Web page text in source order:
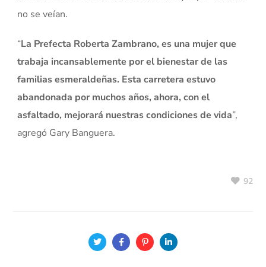
no se veían.
“La Prefecta Roberta Zambrano, es una mujer que
trabaja incansablemente por el bienestar de las
familias esmeraldeñas. Esta carretera estuvo
abandonada por muchos años, ahora, con el
asfaltado, mejorará nuestras condiciones de vida”,
agregó Gary Banguera.
92